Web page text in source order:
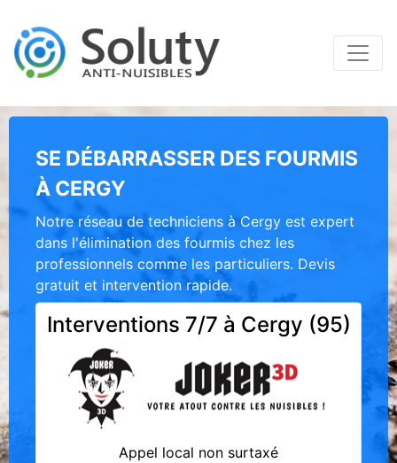
SE DÉBARRASSER DES FOURMIS
À CERGY
Notre réseau de techniciens à Cergy est expert
dans l'élimination des fourmis chez les
professionnels comme les particuliers. Devis
gratuit et intervention rapide.
Interventions 7/7 à Cergy (95)
Appel local non surtaxé